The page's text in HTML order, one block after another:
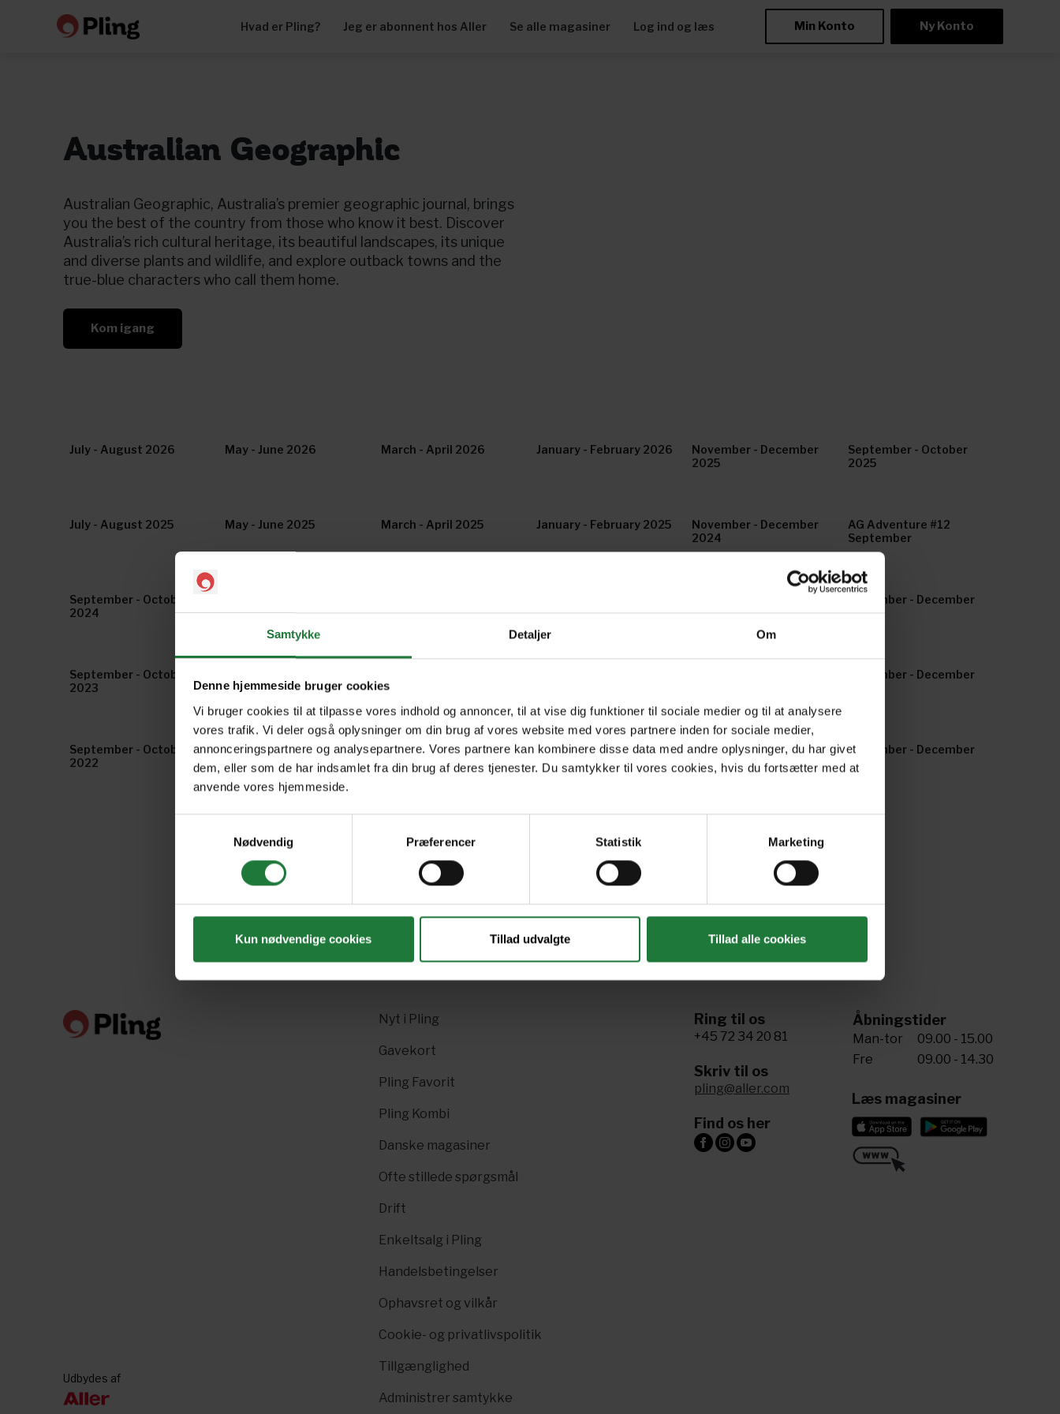
Samtykke Detaljer Om
Denne hjemmeside bruger cookies
Vi bruger cookies til at tilpasse vores indhold og annoncer, til at vise dig funktioner til sociale medier og til at analysere
vores trafik. Vi deler også oplysninger om din brug af vores website med vores partnere inden for sociale medier,
annonceringspartnere og analysepartnere. Vores partnere kan kombinere disse data med andre oplysninger, du har givet
dem, eller som de har indsamlet fra din brug af deres tjenester. Du samtykker til vores cookies, hvis du fortsætter med at
anvende vores hjemmeside.
Nødvendig
Præferencer Statistik Marketing
Kun nødvendige cookies Tillad udvalgte Tillad alle cookies
Hvad er Pling? Jeg er abonnent hos Aller Se alle magasiner Log ind og læs Min Konto Ny Konto
Australian Geographic
Australian Geographic, Australia’s premier geographic journal, brings
you the best of the country from those who know it best. Discover
Australia’s rich cultural heritage, its beautiful landscapes, its unique
and diverse plants and wildlife, and explore outback towns and the
true-blue characters who call them home.
Kom igang
July - August 2026 May - June 2026 March - April 2026 January - February 2026
November - December
2025
September - October
2025
July - August 2025 May - June 2025 March - April 2025 January - February 2025
November - December
2024
AG Adventure #12
September
September - October
2024
November - December
2023
September - October
2023
November - December
September - October
2022
July - August 2022 May - June 2022 March - April 2022 January - February 2022
November - December
2021
Forrige Næste
Nyt i Pling
Gavekort
Pling Favorit
Pling Kombi
Danske magasiner
Ofte stillede spørgsmål
Drift
Enkeltsalg i Pling
Handelsbetingelser
Ophavsret og vilkår
Cookie- og privatlivspolitik
Tillgænglighed
Administrer samtykke
Ring til os
+45 72 34 20 81
Skriv til os
pling@aller.com
Find os her
Åbningstider
Man-tor
09.00 - 15.00
Fre
09.00 - 14.30
Læs magasiner
Udbydes af